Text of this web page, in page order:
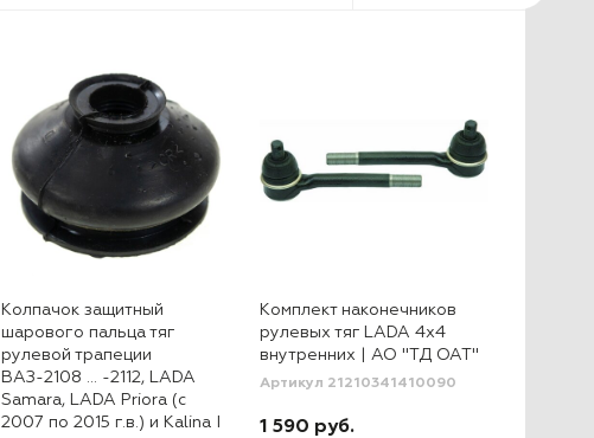
Колпачок защитный
шарового пальца тяг
рулевой трапеции
ВАЗ-2108 … -2112, LADA
Samara, LADA Priora (с
2007 по 2015 г.в.) и Kalina I
Комплект наконечников
рулевых тяг LADA 4x4
внутренних | АО "ТД ОАТ"
Артикул 21210341410090
1 590 руб.